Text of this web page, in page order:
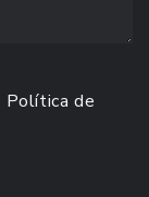
Política de